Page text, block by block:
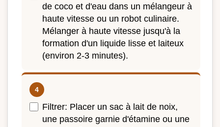
de coco et d'eau dans un mélangeur à
haute vitesse ou un robot culinaire.
Mélanger à haute vitesse jusqu'à la
formation d'un liquide lisse et laiteux
(environ 2-3 minutes).
Filtrer: Placer un sac à lait de noix,
une passoire garnie d'étamine ou une